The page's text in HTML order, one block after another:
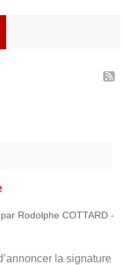
par Rodolphe COTTARD -
la signature